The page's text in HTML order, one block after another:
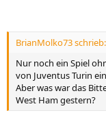
BrianMolko73 schrieb:
Nur noch ein Spiel
von Juventus Turin
Aber was war das
West Ham gestern?